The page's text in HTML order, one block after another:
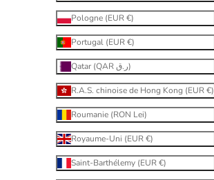
Pologne (EUR €)
Portugal (EUR €)
Qatar (QAR ر.ق)
R.A.S. chinoise de Hong Kong (EUR €)
Roumanie (RON Lei)
Royaume-Uni (EUR €)
Saint-Barthélemy (EUR €)